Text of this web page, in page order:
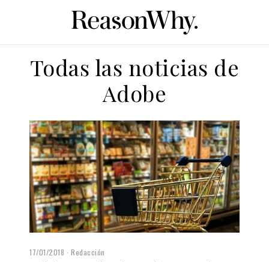
Todas las noticias de
Adobe
17/01/2018 Redacción